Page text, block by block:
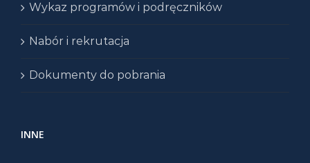
Wykaz programów i podręczników
Nabór i rekrutacja
Dokumenty do pobrania
INNE